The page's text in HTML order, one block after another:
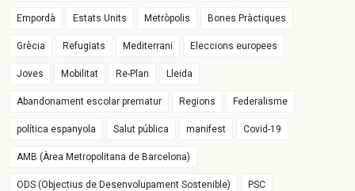
Empordà Estats Units Metròpolis Bones Pràctiques
Grècia Refugiats Mediterrani Eleccions europees
Joves Mobilitat Re-Plan Lleida
Abandonament escolar prematur Regions Federalisme
política espanyola Salut pública manifest Covid-19
AMB (Àrea Metropolitana de Barcelona)
ODS (Objectius de Desenvolupament Sostenible) PSC